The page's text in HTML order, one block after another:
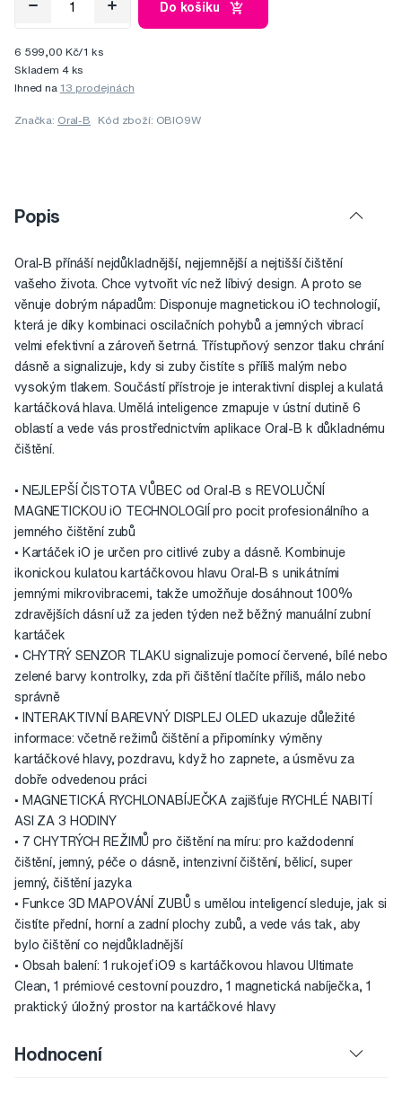
Do košíku
6 599,00 Kč/1 ks
Skladem 4 ks
Ihned na 13 prodejnách
Značka: Oral-B Kód zboží: OBIO9W
Popis
Oral-B přínáší nejdůkladnější, nejjemnější a nejtišší čištění
vašeho života. Chce vytvořit víc než líbivý design. A proto se
věnuje dobrým nápadům: Disponuje magnetickou iO technologií,
která je díky kombinaci oscilačních pohybů a jemných vibrací
velmi efektivní a zároveň šetrná. Třístupňový senzor tlaku chrání
dásně a signalizuje, kdy si zuby čistíte s příliš malým nebo
vysokým tlakem. Součástí přístroje je interaktivní displej a kulatá
kartáčková hlava. Umělá inteligence zmapuje v ústní dutině 6
oblastí a vede vás prostřednictvím aplikace Oral-B k důkladnému
čištění.
• NEJLEPŠÍ ČISTOTA VŮBEC od Oral-B s REVOLUČNÍ
MAGNETICKOU iO TECHNOLOGIÍ pro pocit profesionálního a
jemného čištění zubů
• Kartáček iO je určen pro citlivé zuby a dásně. Kombinuje
ikonickou kulatou kartáčkovou hlavu Oral-B s unikátními
jemnými mikrovibracemi, takže umožňuje dosáhnout 100%
zdravějších dásní už za jeden týden než běžný manuální zubní
kartáček
• CHYTRÝ SENZOR TLAKU signalizuje pomocí červené, bílé nebo
zelené barvy kontrolky, zda při čištění tlačíte příliš, málo nebo
správně
• INTERAKTIVNÍ BAREVNÝ DISPLEJ OLED ukazuje důležité
informace: včetně režimů čištění a připomínky výměny
kartáčkové hlavy, pozdravu, když ho zapnete, a úsměvu za
dobře odvedenou práci
• MAGNETICKÁ RYCHLONABÍJEČKA zajišťuje RYCHLÉ NABITÍ
ASI ZA 3 HODINY
• 7 CHYTRÝCH REŽIMŮ pro čištění na míru: pro každodenní
čištění, jemný, péče o dásně, intenzivní čištění, bělicí, super
jemný, čištění jazyka
• Funkce 3D MAPOVÁNÍ ZUBŮ s umělou inteligencí sleduje, jak si
čistíte přední, horní a zadní plochy zubů, a vede vás tak, aby
bylo čištění co nejdůkladnější
• Obsah balení: 1 rukojeť iO9 s kartáčkovou hlavou Ultimate
Clean, 1 prémiové cestovní pouzdro, 1 magnetická nabíječka, 1
praktický úložný prostor na kartáčkové hlavy
Hodnocení